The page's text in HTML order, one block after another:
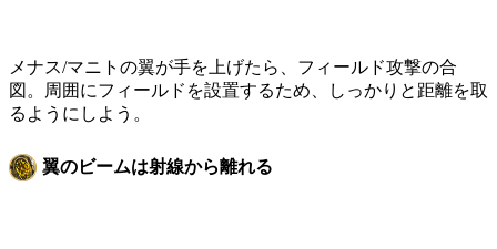
メナス/マニトの翼が手を上げたら、フィールド攻撃の合
図。周囲にフィールドを設置するため、しっかりと距離を取
るようにしよう。
翼のビームは射線から離れる